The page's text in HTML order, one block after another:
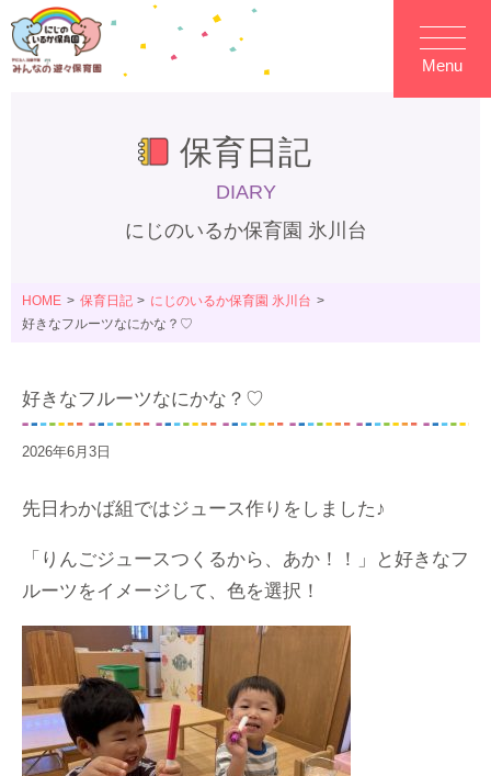
Menu
保育日記
DIARY
にじのいるか保育園 氷川台
HOME 保育日記
にじのいるか保育園 氷川台
好きなフルーツなにかな？♡
好きなフルーツなにかな？♡
2026年6月3日
先日わかば組ではジュース作りをしました♪
「りんごジュースつくるから、あか！！」と好きなフ
ルーツをイメージして、色を選択！